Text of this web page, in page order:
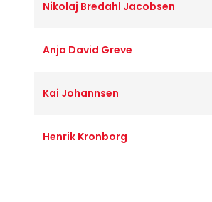
Nikolaj Bredahl Jacobsen
Anja David Greve
Kai Johannsen
Henrik Kronborg